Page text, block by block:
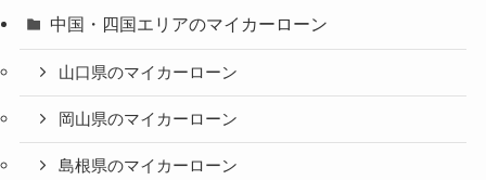
中国・四国エリアのマイカーローン
山口県のマイカーローン
岡山県のマイカーローン
島根県のマイカーローン